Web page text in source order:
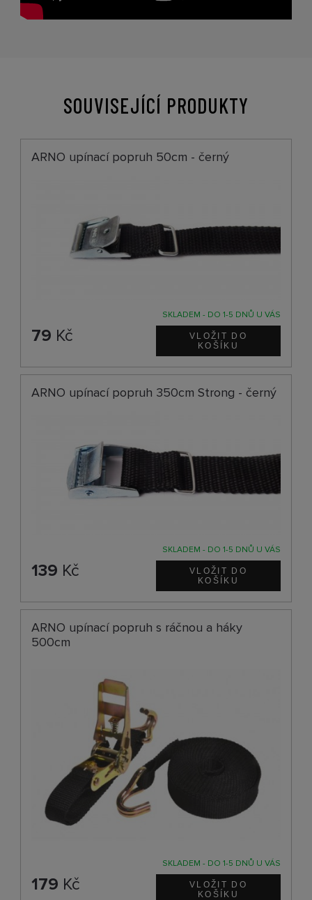
SOUVISEJÍCÍ PRODUKTY
ARNO upínací popruh 50cm - černý
SKLADEM - DO 1-5 DNŮ U VÁS
79 Kč
ARNO upínací popruh 350cm Strong - černý
SKLADEM - DO 1-5 DNŮ U VÁS
139 Kč
ARNO upínací popruh s ráčnou a háky
500cm
SKLADEM - DO 1-5 DNŮ U VÁS
179 Kč